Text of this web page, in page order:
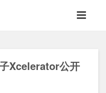
Xcelerator公开